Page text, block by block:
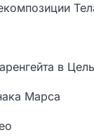
в
Марса